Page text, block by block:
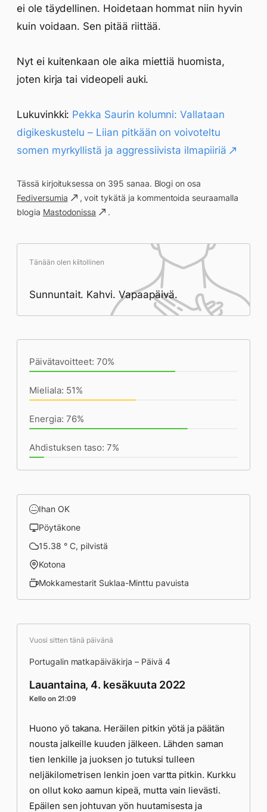
ei ole täydellinen. Hoidetaan hommat niin hyvin
kuin voidaan. Sen pitää riittää.
Nyt ei kuitenkaan ole aika miettiä huomista,
joten kirja tai videopeli auki.
Lukuvinkki: Pekka Saurin kolumni: Vallataan
digikeskustelu – Liian pitkään on voivoteltu
somen myrkyllistä ja aggressiivista ilmapiiriä
Tässä kirjoituksessa on 395 sanaa. Blogi on osa
Fediversumia
, voit tykätä ja kommentoida seuraamalla
blogia Mastodonissa .
Tänään olen kiitollinen
Sunnuntait. Kahvi. Vapaapäivä.
Päivätavoitteet: 70%
Mieliala: 51%
Energia: 76%
Ahdistuksen taso: 7%
Ihan OK
Pöytäkone
15.38 ° C, pilvistä
Kotona
Mokkamestarit Suklaa-Minttu pavuista
Vuosi sitten tänä päivänä
Portugalin matkapäiväkirja – Päivä 4
Lauantaina, 4. kesäkuuta 2022
Kello on 21:09
Huono yö takana. Heräilen pitkin yötä ja päätän
nousta jalkeille kuuden jälkeen. Lähden saman
tien lenkille ja juoksen jo tutuksi tulleen
neljäkilometrisen lenkin joen vartta pitkin. Kurkku
on ollut koko aamun kipeä, mutta vain lievästi.
Epäilen sen johtuvan yön huutamisesta ja